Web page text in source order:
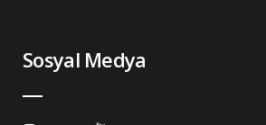
Sosyal Medya